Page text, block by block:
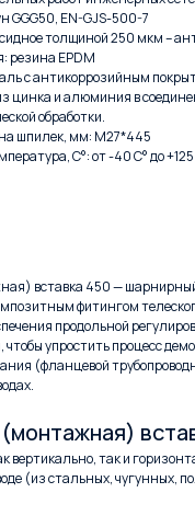
GGG50, EN-GJS-500-7
толщиной 250 мкм –
резина EPDM
с антикоррозийным
цинка и алюминия в
обработки.
шпилек, мм: М27*445
С°: от -40 С° до +125
вставка 450 —
фитингом
продольной
чтобы упростить процесс
(фланцевой
вертикально, так и
(из стальных, чугунных,